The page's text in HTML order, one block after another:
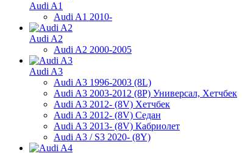
Audi A1
Audi A1 2010-
Audi A2
Audi A2 2000-2005
Audi A3
Audi A3 1996-2003 (8L)
Audi A3 2003-2012 (8P) Универсал, Хетчбек
Audi A3 2012- (8V) Хетчбек
Audi A3 2012- (8V) Седан
Audi A3 2013- (8V) Кабриолет
Audi A3 / S3 2020- (8Y)